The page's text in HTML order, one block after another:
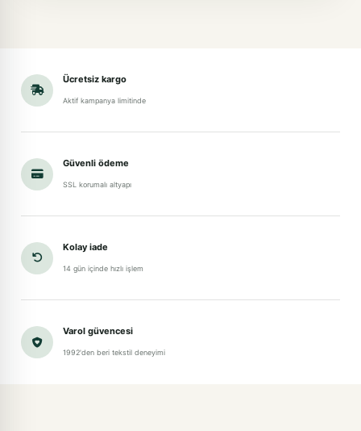
Ücretsiz kargo
Aktif kampanya limitinde
Güvenli ödeme
SSL korumalı altyapı
Kolay iade
14 gün içinde hızlı işlem
Varol güvencesi
1992'den beri tekstil deneyimi